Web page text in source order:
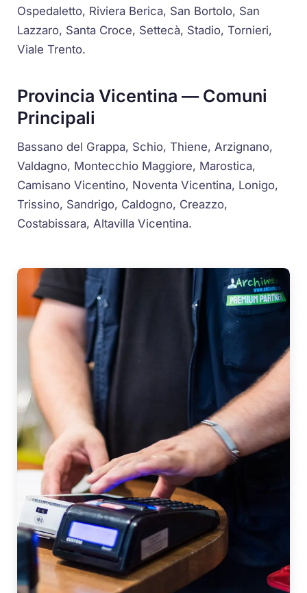
Ospedaletto, Riviera Berica, San Bortolo, San
Lazzaro, Santa Croce, Settecà, Stadio, Tornieri,
Viale Trento.
Provincia Vicentina — Comuni
Principali
Bassano del Grappa, Schio, Thiene, Arzignano,
Valdagno, Montecchio Maggiore, Marostica,
Camisano Vicentino, Noventa Vicentina, Lonigo,
Trissino, Sandrigo, Caldogno, Creazzo,
Costabissara, Altavilla Vicentina.